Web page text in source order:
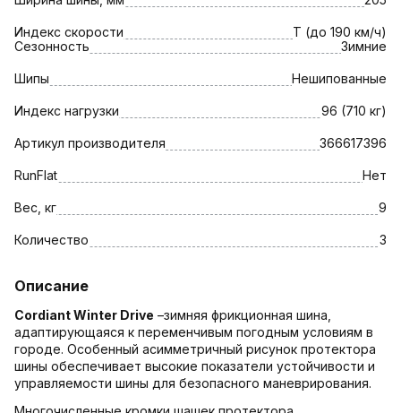
Индекс скорости
T (до 190 км/ч)
Сезонность
Зимние
Шипы Нешипованные
Индекс нагрузки 96 (710 кг)
Артикул производителя 366617396
RunFlat Нет
Вес, кг 9
Количество 3
Описание
Cordiant Winter Drive –зимняя фрикционная шина,
адаптирующаяся к переменчивым погодным условиям в
городе. Особенный асимметричный рисунок протектора
шины обеспечивает высокие показатели устойчивости и
управляемости шины для безопасного маневрирования.